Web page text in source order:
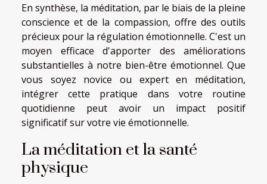
En synthèse, la méditation, par le biais de la pleine
conscience et de la compassion, offre des outils
précieux pour la régulation émotionnelle. C'est un
moyen efficace d'apporter des améliorations
substantielles à notre bien-être émotionnel. Que
vous soyez novice ou expert en méditation,
intégrer cette pratique dans votre routine
quotidienne peut avoir un impact positif
significatif sur votre vie émotionnelle.
La méditation et la santé
physique